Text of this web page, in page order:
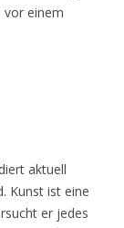
vor einem
aktuell
Kunst ist eine
er jedes